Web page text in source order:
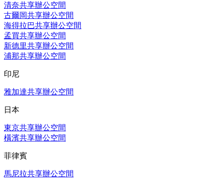
清奈共享辦公空間
古爾岡共享辦公空間
海得拉巴共享辦公空間
孟買共享辦公空間
新德里共享辦公空間
浦那共享辦公空間
印尼
雅加達共享辦公空間
日本
東京共享辦公空間
橫濱共享辦公空間
菲律賓
馬尼拉共享辦公空間